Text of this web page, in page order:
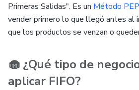
Primeras Salidas". Es un Método
vender primero lo que llegó antes al
que los productos se venzan o
🧁 ¿Qué tipo de
aplicar FIFO?